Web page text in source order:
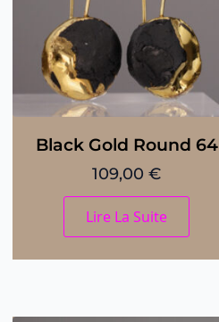
Black Gold Round 64
109,00€
Lire La Suite